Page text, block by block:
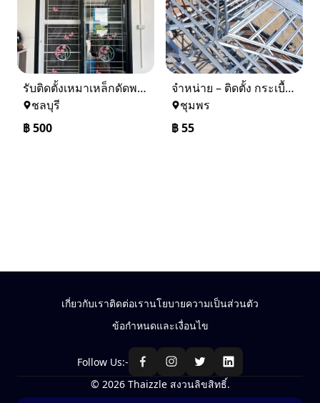
รับติดตั้งเหมาเหล็กดัดพร้อมมุ้งลวด
ชลบุรี
฿500
จำหน่าย – ติดตั้ง กระเบื้อง โครงหลังคา ถอดแบบแจ้งราคาฟรี
ชุมพร
฿55
เกี่ยวกับเราติดต่อเรานโยบายความเป็นส่วนตัว
ข้อกำหนดและเงื่อนไข
Follow Us:-
© 2026 Thaizzle สงวนลิขสิทธิ์.